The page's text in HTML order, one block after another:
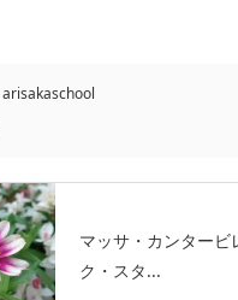
arisakaschool
マッサ・カンタービ
ク・スタ...